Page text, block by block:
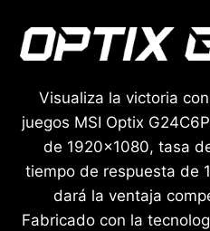
Visualiza la victoria
juegos MSI Optix
de 1920x1080, tasa
tiempo de respuesta de
dará la ventaja
Fabricado con la